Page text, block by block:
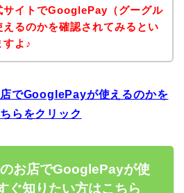
サイトでGooglePay（グーグル
えるのかを確認されてみるとい
すよ♪
でGooglePayが使えるのかを
らをクリック
お店でGooglePayが使
ぐ知りたい方はこちら